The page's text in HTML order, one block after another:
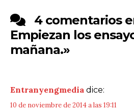
4 comentarios
Empiezan los
mañana.»
Entranyengmedia dice:
10 de noviembre de 2014 a las 19:11